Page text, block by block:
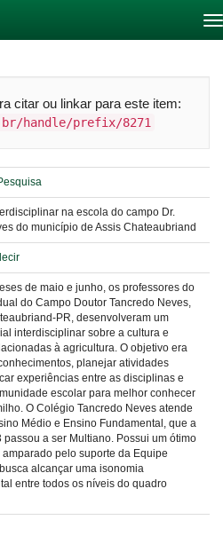
citar ou linkar para este item:
handle/prefix/8271
na escola do campo Dr.
do município de Assis Chateaubriand
de maio e junho, os professores do
do Campo Doutor Tancredo Neves,
PR, desenvolveram um
interdisciplinar sobre a cultura e
à agricultura. O objetivo era
planejar atividades
experiências entre as disciplinas e
escolar para melhor conhecer
O Colégio Tancredo Neves atende
Médio e Ensino Fundamental, que a
passou a ser Multiano. Possui um ótimo
amparado pelo suporte da Equipe
alcançar uma isonomia
entre todos os níveis do quadro